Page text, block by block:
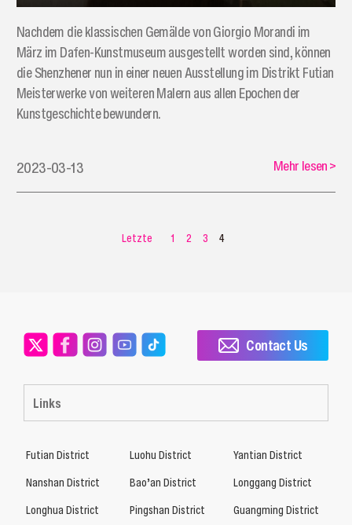
Nachdem die klassischen Gemälde von Giorgio Morandi im
März im Dafen-Kunstmuseum ausgestellt worden sind, können
die Shenzhener nun in einer neuen Ausstellung im Distrikt Futian
Meisterwerke von weiteren Malern aus allen Epochen der
Kunstgeschichte bewundern.
2023-03-13 Mehr lesen>
Letzte 1 2 3 4
Links
Contact Us
Futian District Luohu District
Yantian District
Nanshan District
Bao’an District
Longgang District
Longhua District
Pingshan District Guangming District